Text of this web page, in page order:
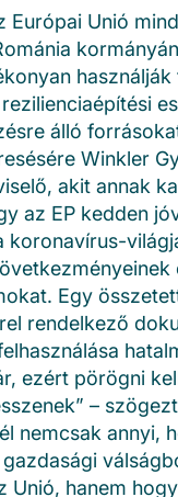
Európai Unió
használják
álló
Winkler
akit annak
az EP kedden
koronavírus-
Egy
rendelkező
ezért pörögni
–
nemcsak annyi,
Unió, hanem